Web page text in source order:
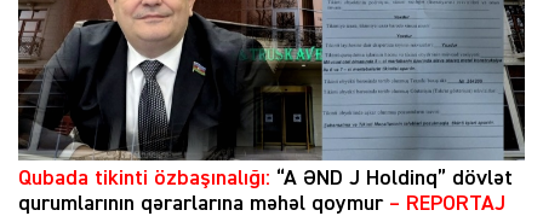
Qubada tikinti özbaşınalığı: “A ƏND J Holdinq” dövlət
qurumlarının qərarlarına məhəl qoymur – REPORTAJ